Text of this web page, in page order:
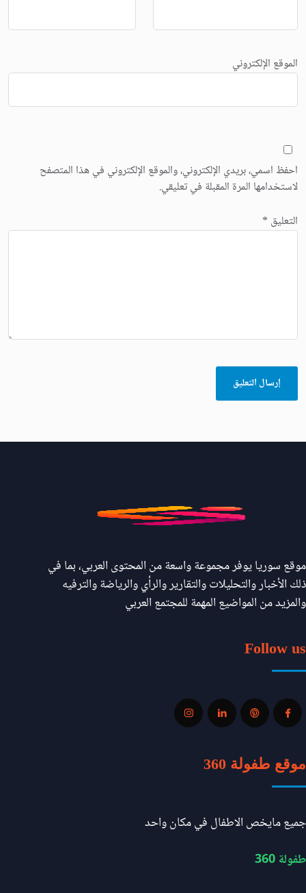
الموقع الإلكتروني
احفظ اسمي، بريدي الإلكتروني، والموقع الإلكتروني في هذا المتصفح
لاستخدامها المرة المقبلة في تعليقي.
التعليق *
موقع سوريا يوفر مجموعة واسعة من المحتوى العربي، بما في
ذلك الأخبار والتحليلات والتقارير والرأي والرياضة والترفيه
والمزيد من المواضيع المهمة للمجتمع العربي
Follow us
موقع طفولة 360
جميع مايخص الاطفال في مكان واحد
طفولة 360